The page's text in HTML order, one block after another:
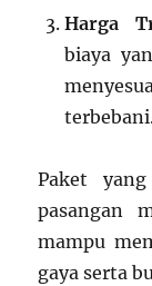
Harga
biaya
Paket
pasangan
mampu
gaya serta